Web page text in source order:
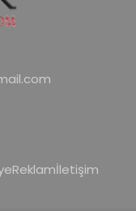
Reklamİletişim